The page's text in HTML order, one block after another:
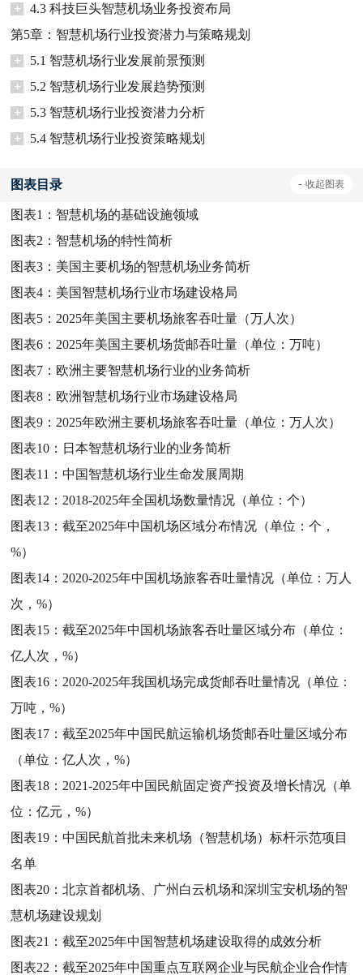
+
4.3 科技巨头智慧机场业务投资布局
第5章：智慧机场行业投资潜力与策略规划
+
5.1 智慧机场行业发展前景预测
+
5.2 智慧机场行业发展趋势预测
+
5.3 智慧机场行业投资潜力分析
+
5.4 智慧机场行业投资策略规划
图表目录 - 收起图表
图表1： 智慧机场的基础设施领域
图表2： 智慧机场的特性简析
图表3： 美国主要机场的智慧机场业务简析
图表4： 美国智慧机场行业市场建设格局
图表5： 2025年美国主要机场旅客吞吐量（万人次）
图表6： 2025年美国主要机场货邮吞吐量（单位：万吨）
图表7： 欧洲主要智慧机场行业的业务简析
图表8： 欧洲智慧机场行业市场建设格局
图表9： 2025年欧洲主要机场旅客吞吐量（单位：万人次）
图表10： 日本智慧机场行业的业务简析
图表11：中国智慧机场行业生命发展周期
图表12： 2018-2025年全国机场数量情况（单位：个）
图表13：截至2025年中国机场区域分布情况（单位：个，
%）
图表14： 2020-2025年中国机场旅客吞吐量情况（单位：万人
次，%）
图表15：截至2025年中国机场旅客吞吐量区域分布（单位：
亿人次，%）
图表16： 2020-2025年我国机场完成货邮吞吐量情况（单位：
万吨，%）
图表17：截至2025年中国民航运输机场货邮吞吐量区域分布
（单位：亿人次，%）
图表18： 2021-2025年中国民航固定资产投资及增长情况（单
位：亿元，%）
图表19：中国民航首批未来机场（智慧机场）标杆示范项目
名单
图表20：北京首都机场、广州白云机场和深圳宝安机场的智
慧机场建设规划
图表21：截至2025年中国智慧机场建设取得的成效分析
图表22：截至2025年中国重点互联网企业与民航企业合作情